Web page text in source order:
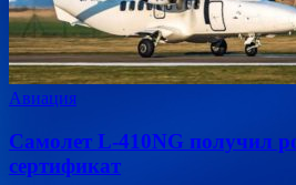
Авиация
Самолет L-410NG получил
сертификат